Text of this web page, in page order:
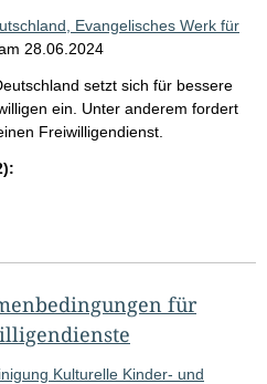
Evangelisches Werk für
28.06.2024
setzt sich für bessere
ein. Unter anderem fordert
Freiwilligendienst.
für
Kulturelle Kinder- und